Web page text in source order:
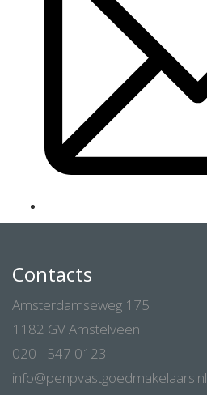
Contacts
Amsterdamseweg 175
1182 GV Amstelveen
020 - 547 0123
info@penpvastgoedmakelaars.nl